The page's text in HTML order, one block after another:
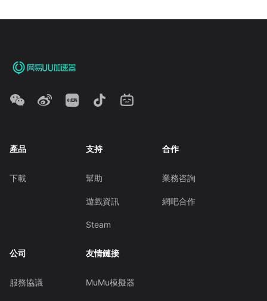
產品
下載
支持
幫助
遊戲資訊
Steam
合作
業務咨詢
網吧合作
公司
服務協議
友情鏈接
MuMu模擬器